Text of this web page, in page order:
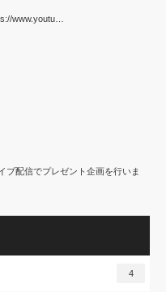
www.youtu…
ブ配信でプレゼント企画を行いま
4